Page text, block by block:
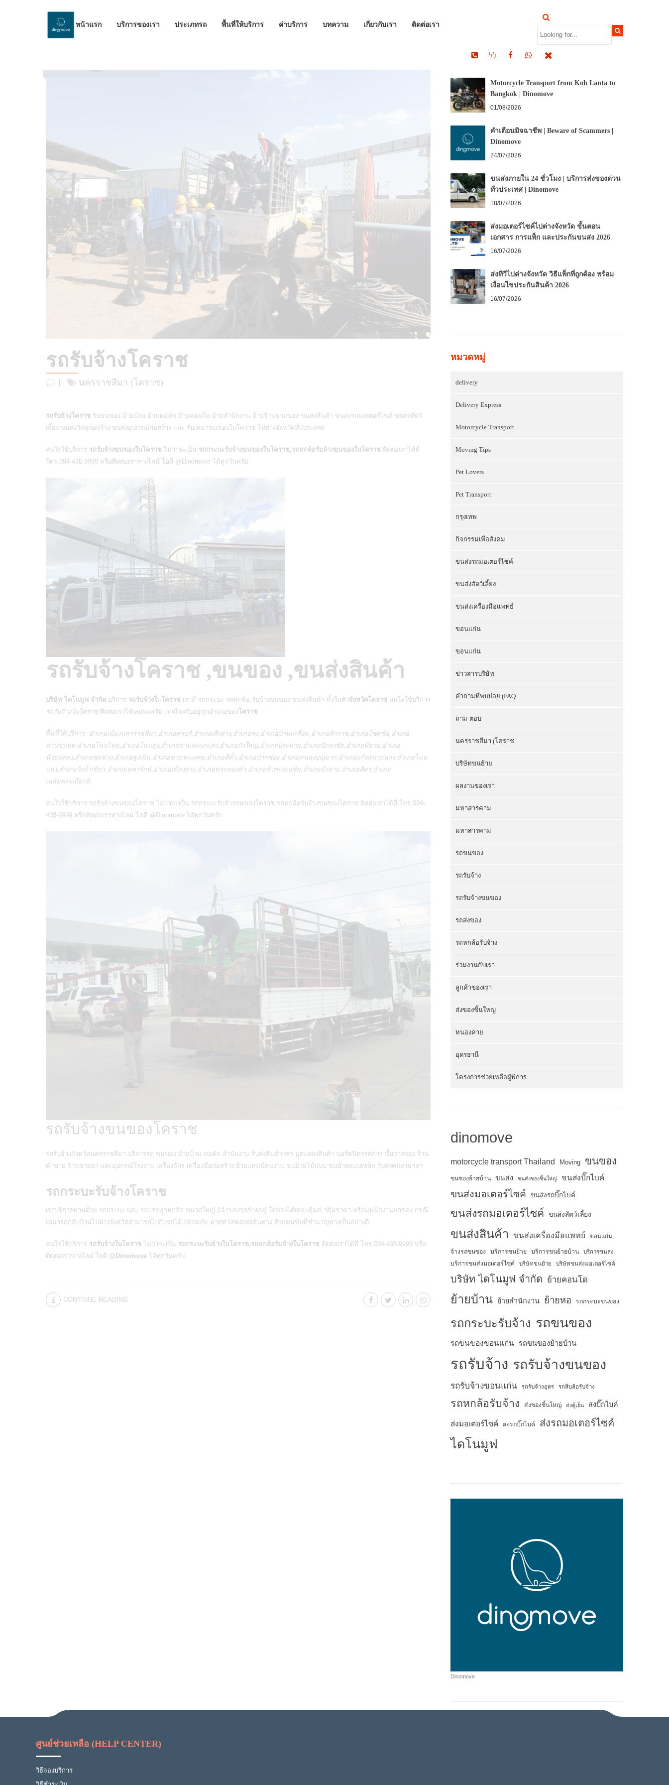
หน้าแรก บริการของเรา ประเภทรถ พื้นที่ให้บริการ ค่าบริการ บทความ เกี่ยวกับเรา ติดต่อเรา
รถรับจ้างโคราช
1 นครราชสีมา (โคราช)
รถรับจ้างโคราช รับขนของ ย้ายบ้าน ย้ายหอพัก ย้ายคอนโด ย้ายสำนักงาน ย้ายร้านขายของ ขนส่งสินค้า ขนส่งรถมอเตอร์ไซค์ ขนส่งสัตว์
เลี้ยง ขนส่งวัสดุก่อสร้าง ขนส่งอุปกรณ์ก่อสร้าง และ รับเหมาขนของในโคราช ไปต่างจังหวัดทั่วประเทศ
สนใจใช้บริการ รถรับจ้างขนของในโคราช ไม่ว่าจะเป็น รถกระบะรับจ้างขนของในโคราช,รถหกล้อรับจ้างขนของในโคราช ติดต่อเราได้ที่
โทร.094-438-9999 หรือติดต่อเราทางไลน์ ไอดี @Dinomove ได้ทุกวันครับ
รถรับจ้างโคราช ,ขนของ ,ขนส่งสินค้า
บริษัท ไดโนมูฟ จำกัด บริการ รถรับจ้างในโคราช เรามี รถกระบะ รถหกล้อ รับจ้างขนของ ขนส่งสินค้า ทั้งในตัวจังหวัดโคราช สนใจใช้บริการ
รถรับจ้างในโคราช ติดต่อเราได้เลยนะครับ เรามีรถรับอยู่ทุกอำเภอของโคราช
พื้นที่ให้บริการ: อำเภอเมืองนครราชสีมา,อำเภอครบุรี,อำเภอเสิงสาง,อำเภอคง,อำเภอบ้านเหลื่อม,อำเภอจักราช,อำเภอโชคชัย,อำเภอ
ด่านขุนทด,อำเภอโนนไทย,อำเภอโนนสูง,อำเภอขามสะแกแสง,อำเภอบัวใหญ่,อำเภอประทาย,อำเภอปักธงชัย,อำเภอพิมาย,อำเภอ
ห้วยแถลง,อำเภอชุมพวง,อำเภอสูงเนิน,อำเภอขามทะเลสอ,อำเภอสีคิ้ว,อำเภอปากช่อง,อำเภอหนองบุญมาก,อำเภอแก้งสนามนาง,อำเภอโนน
แดง,อำเภอวังน้ำเขียว,อำเภอเทพารักษ์,อำเภอเมืองยาง,อำเภอพระทองคำ,อำเภอลำทะเมนชัย,อำเภอบัวลาย,อำเภอสีดา,อำเภอ
เฉลิมพระเกียรติ
สนใจใช้บริการ รถรับจ้างขนของโคราช ไม่ว่าจะเป็น รถกระบะรับจ้างขนของโคราช รถหกล้อรับจ้างขนของโคราช ติดต่อเราได้ที่ โทร.094-
438-9999 หรือติดต่อเราทางไลน์ ไอดี @Dinomove ได้ทุกวันครับ
รถรับจ้างขนของโคราช
รถรับจ้างจังหวัดนครราชสีมา บริการรถ ขนของ ย้ายบ้าน หอพัก สำนักงาน รับส่งสินค้าฯลฯ บูธแสดงสินค้า บอร์ดนิทรรศการ ชั้นวางของ ร้าน
ค้าขาย ร้านขายยา และอุปกรณ์โรงงาน เครื่องจักร เครื่องมือก่อสร้าง ย้ายแคมป์คนงาน ขนย้ายไม้แบบ ขนย้ายแบบเหล็ก รับส่งคนงานฯลฯ
รถกระบะรับจ้างโคราช
เราบริการท่านด้วย รถกระบะ และ รถบรรทุกหกล้อ ขนาดใหญ่ (เจ้าของรถขับเอง) ใส่ของได้เยอะคุ้มค่ าคุ้มราคา พร้อมพนักงานยกของ กรณี
เหมารถกลับบ้านไปต่างจังหวัดสามารถไปกับรถได้ ปลอดภัย หายห่วง!ตลอดเส้นทาง ด้วยคนขับที่ชำนาญทางเป็นอย่างดี
สนใจใช้บริการ รถรับจ้างในโคราช ไม่ว่าจะเป็น รถกระบะรับจ้างในโคราช,รถหกล้อรับจ้างในโคราช ติดต่อเราได้ที่ โทร.094-438-9999 หรือ
ติดต่อเราทางไลน์ ไอดี @Dinomove ได้ทุกวันครับ
CONTINUE READING
RECENT POSTS
Motorcycle Transport from Koh Lanta to
Bangkok | Dinomove
01/08/2026
คำเตือนมิจฉาชีพ | Beware of Scammers |
Dinomove
24/07/2026
ขนส่งภายใน 24 ชั่วโมง | บริการส่งของด่วน
ทั่วประเทศ | Dinomove
18/07/2026
ส่งมอเตอร์ไซค์ไปต่างจังหวัด ขั้นตอน
เอกสาร การแพ็ก และประกันขนส่ง 2026
16/07/2026
ส่งทีวีไปต่างจังหวัด วิธีแพ็กที่ถูกต้อง พร้อม
เงื่อนไขประกันสินค้า 2026
16/07/2026
หมวดหมู่
delivery
Delivery Express
Motorcycle Transport
Moving Tips
Pet Lovers
Pet Transport
กรุงเทพ
กิจกรรมเพื่อสังคม
ขนส่งรถมอเตอร์ไซค์
ขนส่งสัตว์เลี้ยง
ขนส่งเครื่องมือแพทย์
ขอนแก่น
ขอนแก่น
ข่าวสารบริษัท
คำถามที่พบบ่อย (FAQ
ถาม-ตอบ
นครราชสีมา (โคราช
บริษัทขนย้าย
ผลงานของเรา
มหาสารคาม
มหาสารคาม
รถขนของ
รถรับจ้าง
รถรับจ้างขนของ
รถส่งของ
รถหกล้อรับจ้าง
ร่วมงานกับเรา
ลูกค้าของเรา
ส่งของชิ้นใหญ่
หนองคาย
อุดรธานี
โครงการช่วยเหลือผู้พิการ
dinomove
motorcycle transport Thailand Moving ขนของ
ขนของย้ายบ้าน ขนส่ง ขนส่งของชิ้นใหญ่ ขนส่งบิ๊กไบค์
ขนส่งมอเตอร์ไซค์ ขนส่งรถบิ๊กไบค์
ขนส่งรถมอเตอร์ไซค์ ขนส่งสัตว์เลี้ยง
ขนส่งสินค้า ขนส่งเครื่องมือแพทย์ ขอนแก่น
จ้างรถขนของ บริการขนย้าย บริการขนย้ายบ้าน บริการขนส่ง
บริการขนส่งมอเตอร์ไซค์ บริษัทขนย้าย บริษัทขนส่งมอเตอร์ไซค์
บริษัท ไดโนมูฟ จำกัด ย้ายคอนโด
ย้ายบ้าน ย้ายสำนักงาน ย้ายหอ รถกระบะขนของ
รถกระบะรับจ้าง รถขนของ
รถขนของขอนแก่น รถขนของย้ายบ้าน
รถรับจ้าง รถรับจ้างขนของ
รถรับจ้างขอนแก่น รถรับจ้างอุดร รถสิบล้อรับจ้าง
รถหกล้อรับจ้าง ส่งของชิ้นใหญ่ ส่งตู้เย็น ส่งบิ๊กไบค์
ส่งมอเตอร์ไซค์ ส่งรถบิ๊กไบค์ ส่งรถมอเตอร์ไซค์
ไดโนมูฟ
Dinomove
ศูนย์ช่วยเหลือ (HELP CENTER)
วิธีจองบริการ